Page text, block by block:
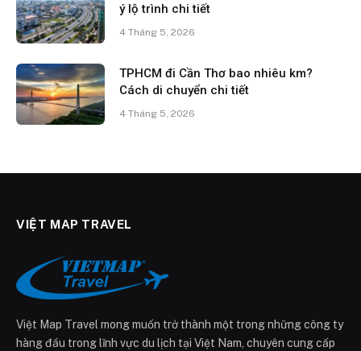
ý lộ trình chi tiết
4 Tháng 5, 2026
TPHCM đi Cần Thơ bao nhiêu km?
Cách di chuyển chi tiết
4 Tháng 5, 2026
VIỆT MAP TRAVEL
Việt Map Travel mong muốn trở thành một trong những công ty
hàng đầu trong lĩnh vực du lịch tại Việt Nam, chuyên cung cấp